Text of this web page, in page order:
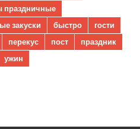
праздничные
закуски быстро
гости
перекус пост
праздник
ужин